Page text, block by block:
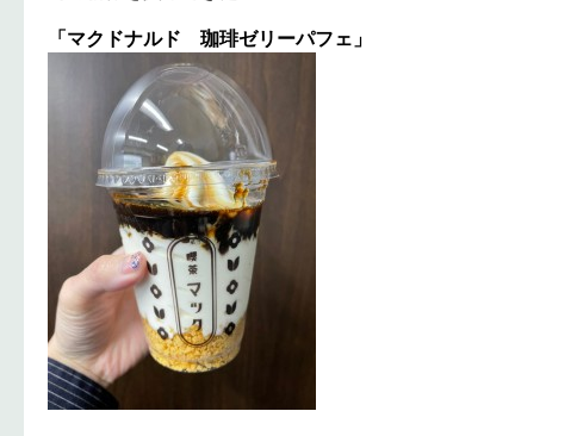
「マクドナルド 珈琲ゼリーパフェ」